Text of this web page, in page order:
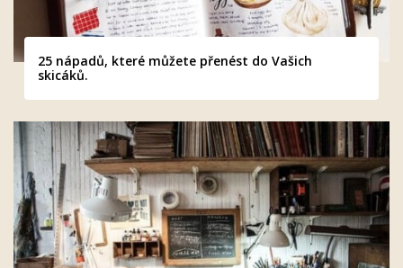
25 nápadů, které můžete přenést do Vašich
skicáků.